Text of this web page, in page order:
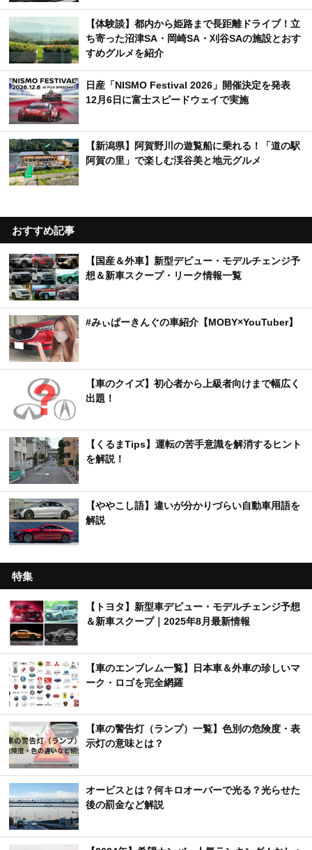
【体験談】都内から姫路まで長距離ドライブ！立
ち寄った沼津SA・岡崎SA・刈谷SAの施設とおす
すめグルメを紹介
日産「NISMO Festival 2026」開催決定を発表
12月6日に富士スピードウェイで実施
【新潟県】阿賀野川の遊覧船に乗れる！「道の駅
阿賀の里」で楽しむ渓谷美と地元グルメ
おすすめ記事
【国産＆外車】新型デビュー・モデルチェンジ予
想＆新車スクープ・リーク情報一覧
#みぃぱーきんぐの車紹介【MOBY×YouTuber】
【車のクイズ】初心者から上級者向けまで幅広く
出題！
【くるまTips】運転の苦手意識を解消するヒント
を解説！
【ややこし語】違いが分かりづらい自動車用語を
解説
特集
【トヨタ】新型車デビュー・モデルチェンジ予想
＆新車スクープ｜2025年8月最新情報
【車のエンブレム一覧】日本車＆外車の珍しいマ
ーク・ロゴを完全網羅
【車の警告灯（ランプ）一覧】色別の危険度・表
示灯の意味とは？
オービスとは？何キロオーバーで光る？光らせた
後の罰金など解説